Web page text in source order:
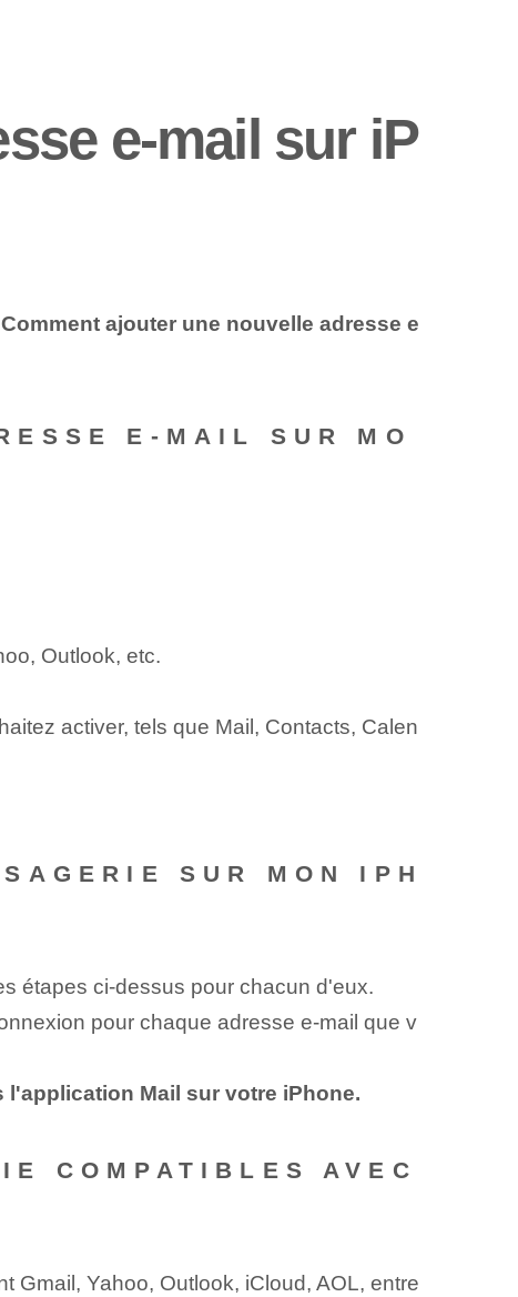
e-mail sur iP
Comment ajouter une nouvelle adresse e
E-MAIL SUR MO
Outlook, etc.
activer, tels que Mail, Contacts, Calen
SUR MON IPH
étapes ci-dessus pour chacun d'eux.
pour chaque adresse e-mail que v
Mail sur votre iPhone.
COMPATIBLES AVEC
Gmail, Yahoo, Outlook, iCloud, AOL, entre